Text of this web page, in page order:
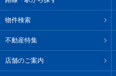
物件検索
不動産特集
店舗のご案内